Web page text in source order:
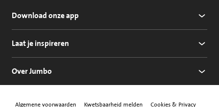
Download onze app
Laat je inspireren
Over Jumbo
Algemene voorwaarden Kwetsbaarheid melden Cookies & Privacy